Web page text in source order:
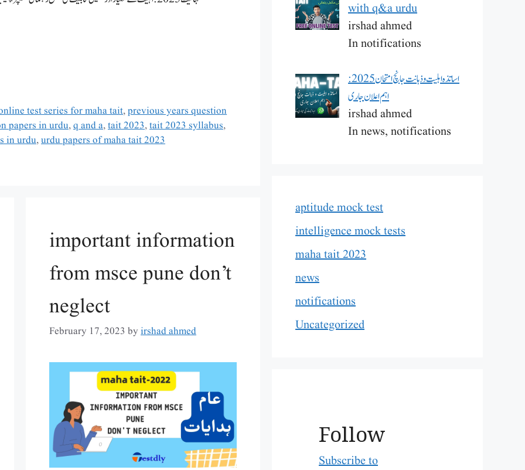
test series for maha tait,previous years question
papers in urdu,q and a,tait 2023,tait 2023 syllabus,
in urdu,urdu papers of maha tait 2023
important information
from msce pune don’t
neglect
February 17, 2023 byirshad ahmed
with q&a urdu
irshad ahmed
In notifications
اساتذہ اہلیت و ذہانت جانچ امتحان 2025:
اہم اعلان جاری
irshad ahmed
In news, notifications
aptitude mock test
intelligence mock tests
maha tait 2023
news
notifications
Uncategorized
Follow
Subscribe to